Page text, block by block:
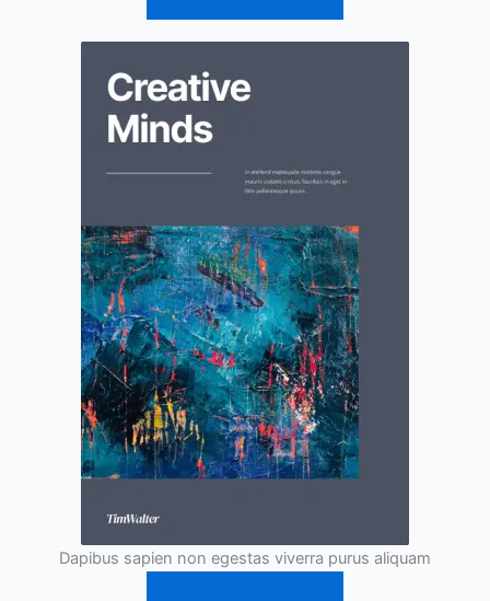
Dapibus sapien non egestas viverra purus aliquam